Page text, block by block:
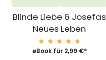
Blinde Liebe 6 Josefas
Neues Leben
Bewert
et mit
eBook für 2,99 €*